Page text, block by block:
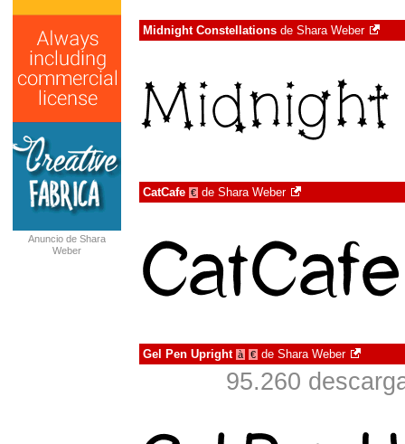
Anuncio de Shara
Weber
Midnight Constellations de Shara Weber
CatCafe € de Shara Weber
Gel Pen Upright à € de Shara Weber
95.260